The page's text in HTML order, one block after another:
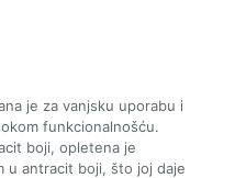
je za vanjsku uporabu i
funkcionalnošću.
boji, opletena je
u antracit boji, što joj daje